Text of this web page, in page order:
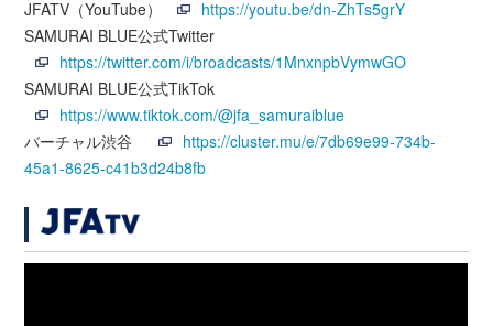
JFATV（YouTube）
https://youtu.be/dn-ZhTs5grY
SAMURAI BLUE公式Twitter
https://twitter.com/i/broadcasts/1MnxnpbVymwGO
SAMURAI BLUE公式TikTok
https://www.tiktok.com/@jfa_samuraiblue
バーチャル渋谷
https://cluster.mu/e/7db69e99-734b-
45a1-8625-c41b3d24b8fb